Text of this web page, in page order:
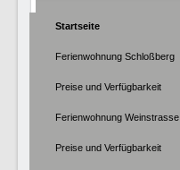
Startseite
Ferienwohnung Schloßberg
Preise und Verfügbarkeit
Ferienwohnung Weinstrasse
Preise und Verfügbarkeit